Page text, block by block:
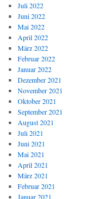
Juli 2022
Juni 2022
Mai 2022
April 2022
März 2022
Februar 2022
Januar 2022
Dezember 2021
November 2021
Oktober 2021
September 2021
August 2021
Juli 2021
Juni 2021
Mai 2021
April 2021
März 2021
Februar 2021
Januar 2021